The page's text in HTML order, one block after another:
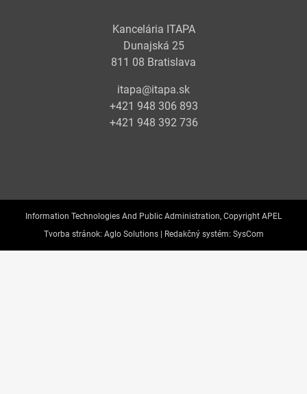
Kancelária ITAPA
Dunajská 25
811 08 Bratislava
itapa@itapa.sk
+421 948 306 893
+421 948 392 736
Information Technologies And Public Administration, Copyright APEL
Tvorba stránok: Aglo Solutions | Redakčný systém: SysCom